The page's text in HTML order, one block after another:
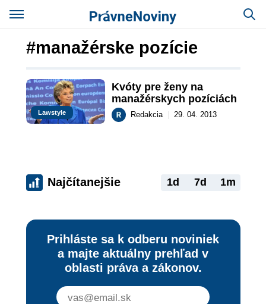
#manažérske pozície
Lawstyle
Kvóty pre ženy na
manažérskych pozíciách
Redakcia 29. 04. 2013
Najčítanejšie 1d 7d 1m
Prihláste sa k odberu noviniek
a majte aktuálny prehľad v
oblasti práva a zákonov.